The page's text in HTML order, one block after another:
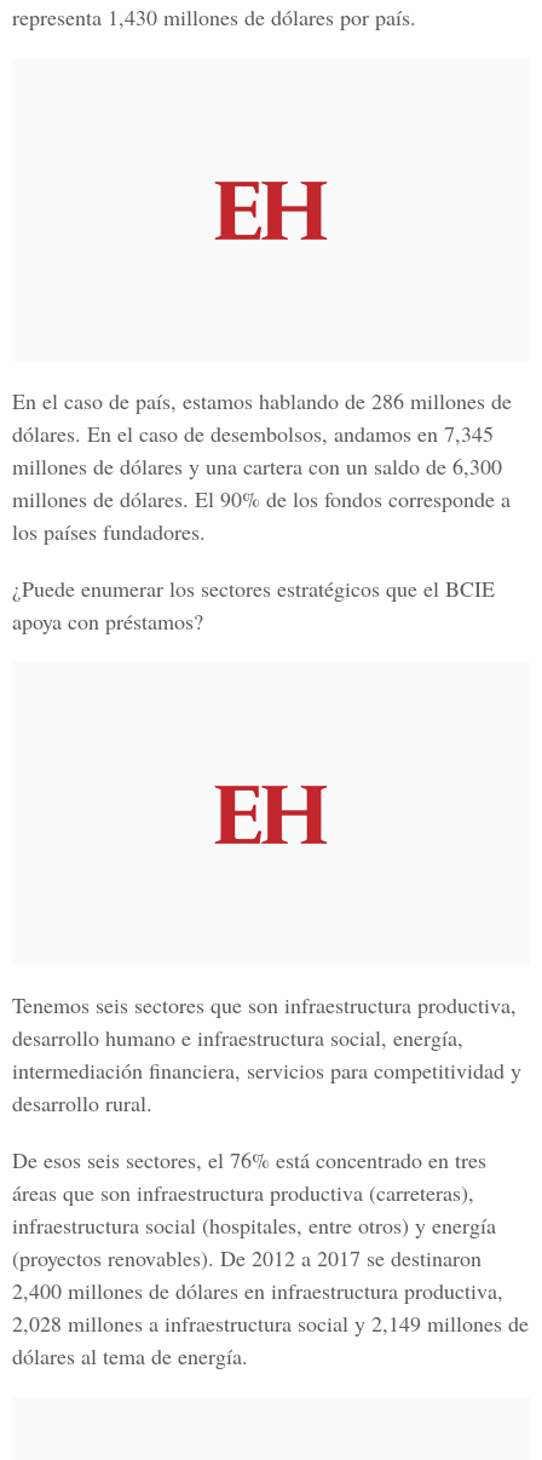
representa 1,430 millones de dólares por país.
En el caso de país, estamos hablando de 286 millones de
dólares. En el caso de desembolsos, andamos en 7,345
millones de dólares y una cartera con un saldo de 6,300
millones de dólares. El 90% de los fondos corresponde a
los países fundadores.
¿Puede enumerar los sectores estratégicos que el BCIE
apoya con préstamos?
Tenemos seis sectores que son infraestructura productiva,
desarrollo humano e infraestructura social, energía,
intermediación financiera, servicios para competitividad y
desarrollo rural.
De esos seis sectores, el 76% está concentrado en tres
áreas que son infraestructura productiva (carreteras),
infraestructura social (hospitales, entre otros) y energía
(proyectos renovables). De 2012 a 2017 se destinaron
2,400 millones de dólares en infraestructura productiva,
2,028 millones a infraestructura social y 2,149 millones de
dólares al tema de energía.